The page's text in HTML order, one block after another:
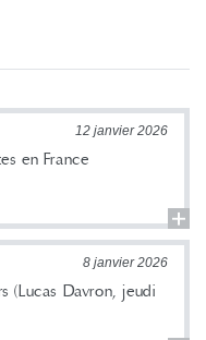
en France
12 janvier 2026
(Lucas Davron, jeudi
8 janvier 2026